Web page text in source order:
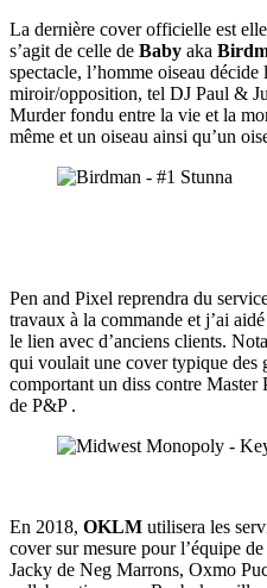
La dernière cover officielle est
s’agit de celle de Baby aka
spectacle, l’homme oiseau décide
miroir/opposition, tel DJ Paul &
Murder fondu entre la vie et la
même et un oiseau ainsi qu’un
Pen and Pixel reprendra du
travaux à la commande et j’ai
le lien avec d’anciens clients.
qui voulait une cover typique des
comportant un diss contre Master
de P&P .
En 2018, OKLM utilisera les
cover sur mesure pour l’équipe
Jacky de Neg Marrons, Oxmo